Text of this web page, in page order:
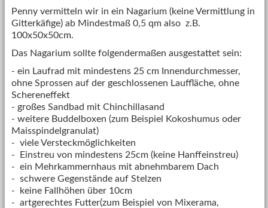
Penny vermitteln wir in ein Nagarium (keine Vermittlung in
Gitterkäfige) ab Mindestmaß 0,5 qm also z.B.
100x50x50cm.
Das Nagarium sollte folgendermaßen ausgestattet sein:
- ein Laufrad mit mindestens 25 cm Innendurchmesser,
ohne Sprossen auf der geschlossenen Lauffläche, ohne
Schereneffekt
- großes Sandbad mit Chinchillasand
- weitere Buddelboxen (zum Beispiel Kokoshumus oder
Maisspindelgranulat)
- viele Versteckmöglichkeiten
- Einstreu von mindestens 25cm (keine Hanffeinstreu)
- ein Mehrkammernhaus mit abnehmbarem Dach
- schwere Gegenstände auf Stelzen
- keine Fallhöhen über 10cm
- artgerechtes Futter(zum Beispiel von Mixerama,